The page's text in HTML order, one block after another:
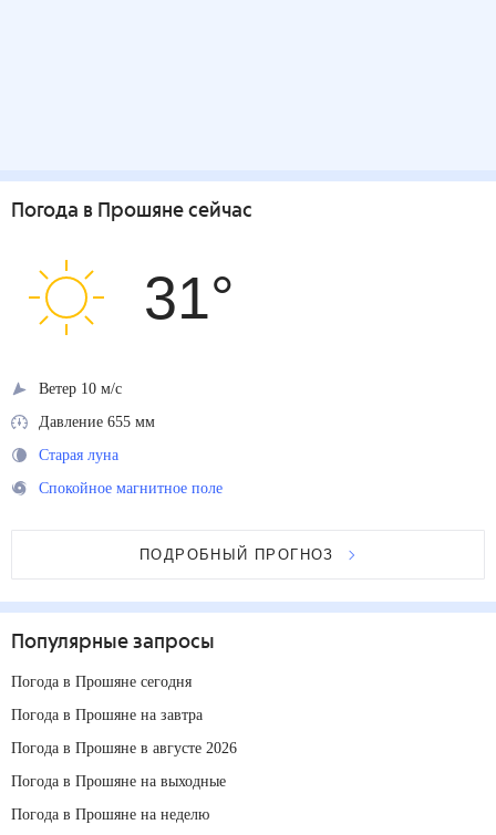
Погода в Прошяне сейчас
31°
Ветер 10 м/с
Давление 655 мм
Старая луна
Спокойное магнитное поле
ПОДРОБНЫЙ ПРОГНОЗ
Популярные запросы
Погода в Прошяне сегодня
Погода в Прошяне на завтра
Погода в Прошяне в августе 2026
Погода в Прошяне на выходные
Погода в Прошяне на неделю